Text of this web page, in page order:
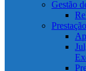
Gestão